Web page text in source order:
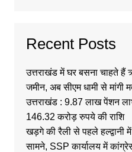
Recent Posts
उत्तराखंड में घर बसना चाहते
जमीन, अब सीएम धामी से मांगी
उत्तराखंड : 9.87 लाख पेंशन
146.32 करोड़ रुपये की राशि
खड़गे की रैली से पहले
सामने, SSP कार्यालय में